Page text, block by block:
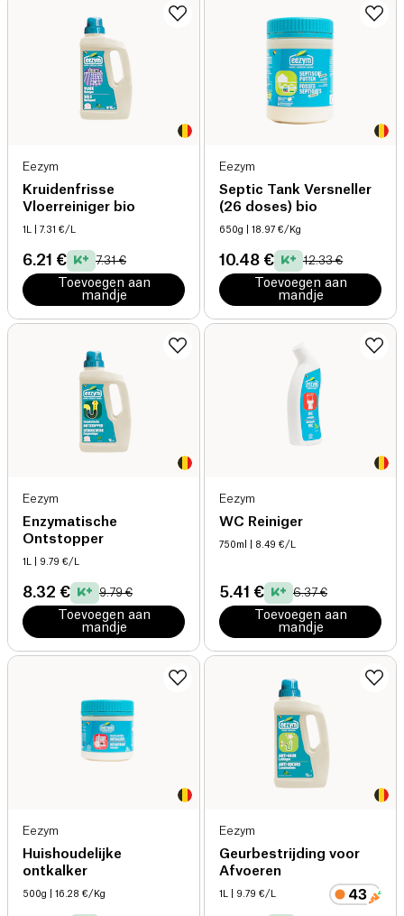
Eezym
Kruidenfrisse
Vloerreiniger bio
1L | 7.31 €/L
6.21 € 7.31 €
Toevoegen aan
mandje
Eezym
Septic Tank Versneller
(26 doses) bio
650g | 18.97 €/Kg
10.48 € 12.33 €
Toevoegen aan
mandje
Eezym
Enzymatische
Ontstopper
1L | 9.79 €/L
8.32 € 9.79 €
Toevoegen aan
mandje
Eezym
WC Reiniger
750ml | 8.49 €/L
5.41 € 6.37 €
Toevoegen aan
mandje
Eezym
Huishoudelijke
ontkalker
500g | 16.28 €/Kg
Eezym
Geurbestrijding voor
Afvoeren
1L | 9.79 €/L